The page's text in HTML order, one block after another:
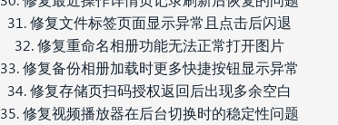
31. 修复文件标签页面显示异常且点击后闪退
32. 修复重命名相册功能无法正常打开图片
33. 修复备份相册加载时更多快捷按钮显示异常
34. 修复存储页扫码授权返回后出现多余空白
35. 修复视频播放器在后台切换时的稳定性问题